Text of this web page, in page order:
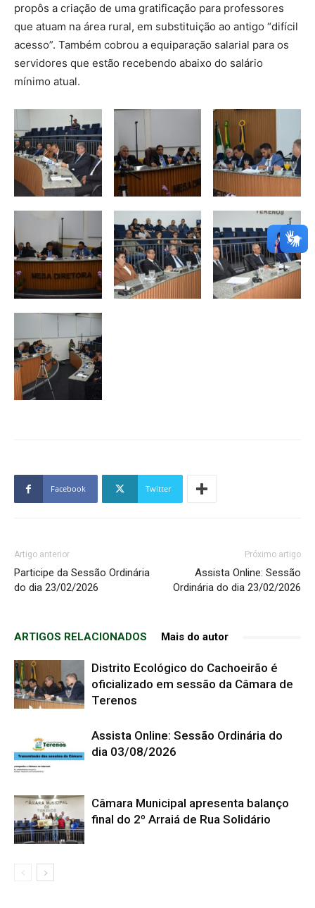
propôs a criação de uma gratificação para professores
que atuam na área rural, em substituição ao antigo “difícil
acesso”. Também cobrou a equiparação salarial para os
servidores que estão recebendo abaixo do salário
mínimo atual.
Facebook Twitter
Artigo anterior
Participe da Sessão Ordinária
do dia 23/02/2026
Próximo artigo
Assista Online: Sessão
Ordinária do dia 23/02/2026
ARTIGOS RELACIONADOS Mais do autor
Distrito Ecológico do Cachoeirão é
oficializado em sessão da Câmara de
Terenos
Assista Online: Sessão Ordinária do
dia 03/08/2026
Câmara Municipal apresenta balanço
final do 2º Arraiá de Rua Solidário